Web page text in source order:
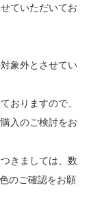
ていただいてお
象外とさせてい
おりますので、
入のご検討をお
きましては、数
のご確認をお願